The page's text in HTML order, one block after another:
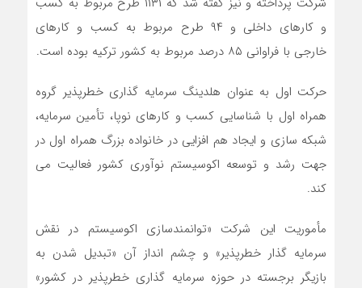
و کارهای داخلی و ۹۴ طرح مربوط به کسب و کارهای
خارجی با فراوانی ۸۵ درصد مربوط به کشور ترکیه بوده است.
حرکت اول به عنوان هلدینگ سرمایه گذاری خطرپذیر گروه
همراه اول با شناسایی کسب و کارهای نوپا، تأمین سرمایه،
شبکه سازی و ایجاد هم افزایی در خانواده بزرگ همراه اول در
جهت رشد و توسعه اکوسیستم نوآوری کشور فعالیت می
کند.
مأموریت این شرکت «توانمندسازی اکوسیستم در نقش
سرمایه گذار خطرپذیر» و چشم انداز آن «تبدیل شدن به
بازیگر برجسته در حوزه سرمایه گذاری خطرپذیر در کشور»